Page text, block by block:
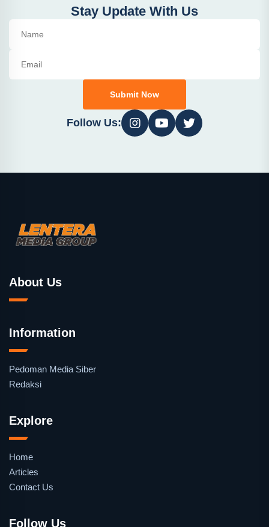
Stay Update With Us
Submit Now
Follow Us:
About Us
Information
Pedoman Media Siber
Redaksi
Explore
Home
Articles
Contact Us
Follow Us